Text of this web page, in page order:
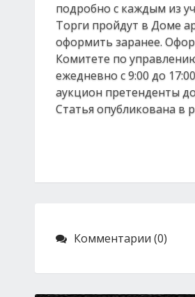
подробно с каждым из
Торги пройдут в Доме
оформить заранее.
Комитете по
ежедневно с 9:00 до
аукцион претенденты
Статья опубликована в
Комментарии (0)